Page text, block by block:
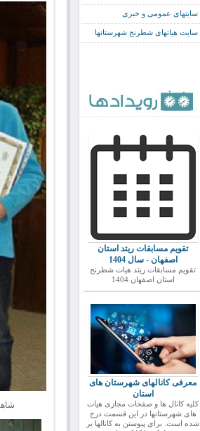
سایتهای عمومی و خبری
سایت هیاتهای شطرنج شهرستانها
تقویم مسابقات ریتد استان
اصفهان - سال 1404
تقویم مسابقات ریتد هیات شطرنج
استان اصفهان 1404
معرفی کانالهای شهرستان های
استان
کلیه کانال ها و صفحات مجازی هیات
های شهرستانها در این قسمت درج
شده است. برای پیوستن به کانالها بر